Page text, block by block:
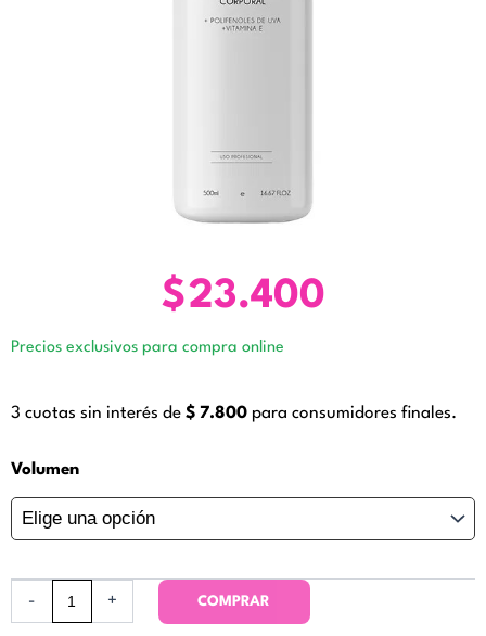
$23.400
Precios exclusivos para compra online
3 cuotas sin interés de $ 7.800 para consumidores finales.
Volumen
-
Crema
Corporal.
Específicos
+ COMPRAR